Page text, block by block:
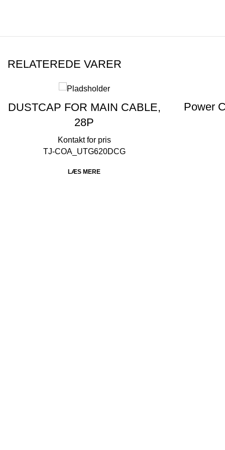
RELATEREDE VARER
DUSTCAP FOR MAIN CABLE,
28P
TJ-COA_UTG620DCG
LÆS MERE
Power